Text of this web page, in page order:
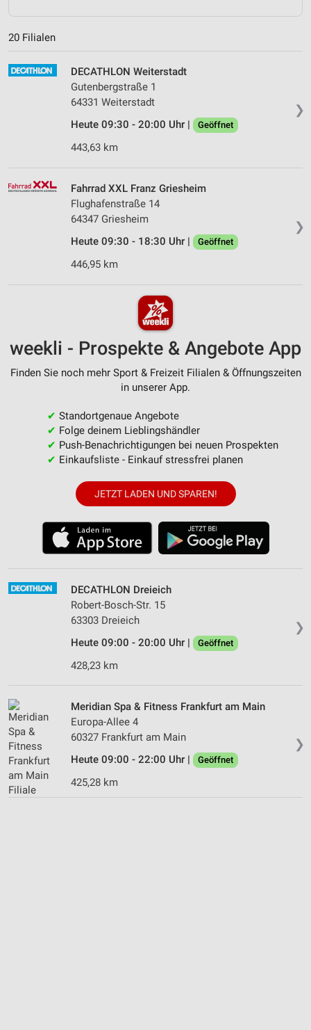
20 Filialen
❯
DECATHLON Weiterstadt
Gutenbergstraße 1
64331 Weiterstadt
Heute 09:30 - 20:00 Uhr |
Geöffnet
443,63 km
❯
Fahrrad XXL Franz Griesheim
Flughafenstraße 14
64347 Griesheim
Heute 09:30 - 18:30 Uhr |
Geöffnet
446,95 km
weekli - Prospekte & Angebote App
Finden Sie noch mehr Sport & Freizeit Filialen & Öffnungszeiten
in unserer App.
✔ Standortgenaue Angebote
✔ Folge deinem Lieblingshändler
✔ Push-Benachrichtigungen bei neuen Prospekten
✔ Einkaufsliste - Einkauf stressfrei planen
JETZT LADEN UND SPAREN!
❯
DECATHLON Dreieich
Robert-Bosch-Str. 15
63303 Dreieich
Heute 09:00 - 20:00 Uhr |
Geöffnet
428,23 km
❯
Meridian Spa & Fitness Frankfurt am Main
Europa-Allee 4
60327 Frankfurt am Main
Heute 09:00 - 22:00 Uhr |
Geöffnet
425,28 km